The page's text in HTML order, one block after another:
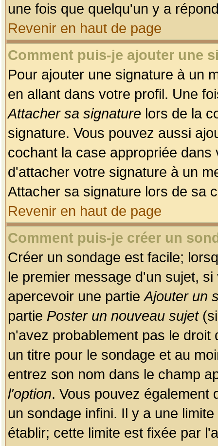
une fois que quelqu'un y a
Revenir en haut de page
Comment puis-je ajouter une
Pour ajouter une signature à un
en allant dans votre profil. Une
Attacher sa signature lors de la
signature. Vous pouvez aussi
cochant la case appropriée
d'attacher votre signature à un
Attacher sa signature lors de sa
Revenir en haut de page
Comment puis-je créer un
Créer un sondage est facile;
le premier message d'un sujet,
apercevoir une partieAjouter un
partie Poster un nouveau sujet(si
n'avez probablement pas le
un titre pour le sondage et au
entrez son nom dans le champ
l'option. Vous pouvez également
un sondage infini. Il y a une
établir; cette limite est fixée par